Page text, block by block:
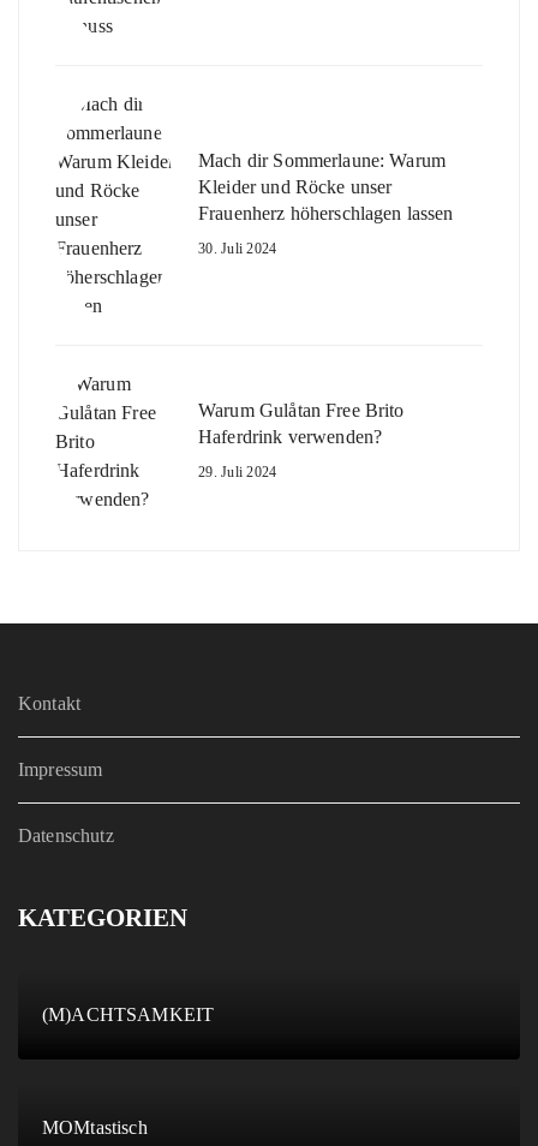
Mach dir Sommerlaune: Warum
Kleider und Röcke unser
Frauenherz höherschlagen lassen
30. Juli 2024
Warum Gulåtan Free Brito
Haferdrink verwenden?
29. Juli 2024
Kontakt
Impressum
Datenschutz
KATEGORIEN
(M)ACHTSAMKEIT
MOMtastisch